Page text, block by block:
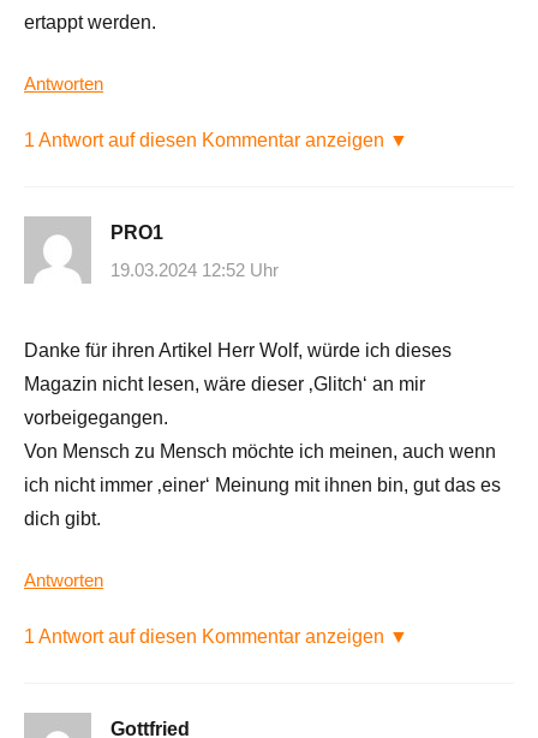
ertappt werden.
Antworten
1 Antwort auf diesen Kommentar anzeigen ▼
PRO1
19.03.2024 12:52 Uhr
Danke für ihren Artikel Herr Wolf, würde ich dieses
Magazin nicht lesen, wäre dieser ‚Glitch‘ an mir
vorbeigegangen.
Von Mensch zu Mensch möchte ich meinen, auch wenn
ich nicht immer ‚einer‘ Meinung mit ihnen bin, gut das es
dich gibt.
Antworten
1 Antwort auf diesen Kommentar anzeigen ▼
Gottfried